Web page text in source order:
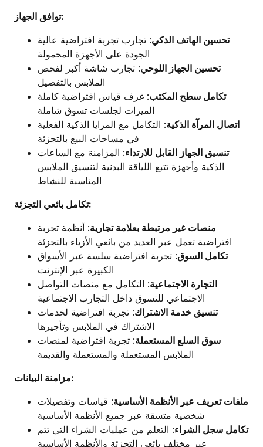
توافق الجهاز:
تحسين الهاتف الذكي: تجارب تجربة افتراضية عالية
الجودة على الأجهزة المحمولة
تحسين الجهاز اللوحي: تجارب شاشة أكبر لفحص
الملابس بالتفصيل
تكامل سطح المكتب: غرف قياس افتراضية كاملة
الميزات لجلسات تسوق شاملة
اتصال المرآة الذكية: التكامل مع المرايا الذكية الفعلية
في مساحات البيع بالتجزئة
تنسيق الجهاز القابل للارتداء: المزامنة مع الساعات
الذكية وأجهزة تتبع اللياقة البدنية لتنسيق الملابس
المناسبة للنشاط
تكامل بائعي التجزئة:
منصات غير مرتبطة بعلامة تجارية: أنظمة تجربة
افتراضية تعمل عبر العديد من بائعي الأزياء بالتجزئة
تكامل السوق: تجربة افتراضية سلسة عبر الأسواق
الكبيرة عبر الإنترنت
التجارة الاجتماعية: التكامل مع منصات التواصل
الاجتماعي للتسوق داخل التجارب الاجتماعية
تنسيق خدمة الاشتراك: تجربة افتراضية لخدمات
الاشتراك في الملابس وتأجيرها
سوق السلع المستعملة: تجربة افتراضية لمنصات
الملابس المستعملة والمستعملة والقديمة
مزامنة البيانات:
ملفات تعريف عبر الأنظمة الأساسية: قياسات وتفضيلات
شخصية متسقة عبر جميع الأنظمة الأساسية
تكامل سجل الشراء: التعلم من عمليات الشراء التي تتم
عبر مختلف بائعي التجزئة والأنظمة الأساسية